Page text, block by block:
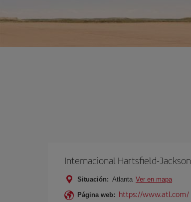
Internacional Hartsfield-Jackson
Situación: Atlanta Ver en mapa
Página web: https://www.atl.com/